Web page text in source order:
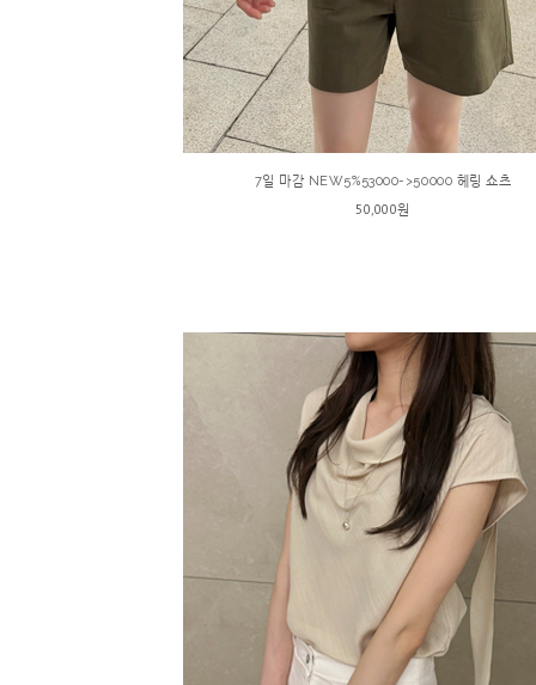
7일 마감 NEW5%53000->50000 헤링 쇼츠
50,000원